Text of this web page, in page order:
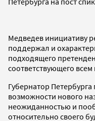
Медведев инициативу
поддержал и
подходящего
соответствующего
Губернатор
возможности нового
неожиданностью и
относительно своего